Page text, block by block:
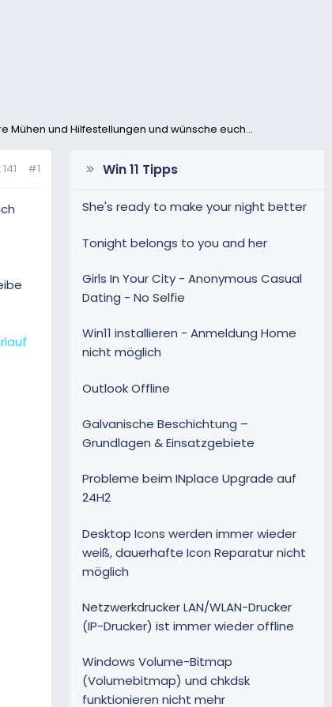
und Hilfestellungen und wünsche euch...
#1 Win 11 Tipps
She's ready to make your night better
Tonight belongs to you and her
Girls In Your City - Anonymous Casual
Dating - No Selfie
Win11 installieren - Anmeldung Home
nicht möglich
Outlook Offline
Galvanische Beschichtung –
Grundlagen & Einsatzgebiete
Probleme beim INplace Upgrade auf
24H2
Desktop Icons werden immer wieder
weiß, dauerhafte Icon Reparatur nicht
möglich
Netzwerkdrucker LAN/WLAN-Drucker
(IP-Drucker) ist immer wieder offline
Windows Volume-Bitmap
(Volumebitmap) und chkdsk
funktionieren nicht mehr